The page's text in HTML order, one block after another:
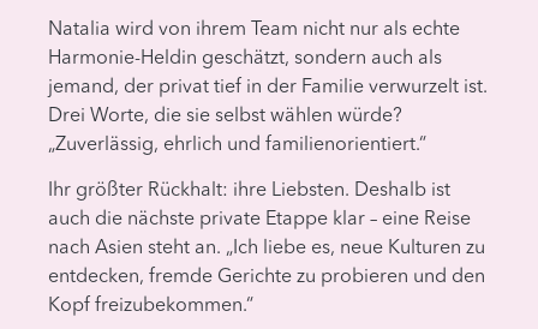
Natalia wird von ihrem Team nicht nur als echte
Harmonie-Heldin geschätzt, sondern auch als
jemand, der privat tief in der Familie verwurzelt ist.
Drei Worte, die sie selbst wählen würde?
„Zuverlässig, ehrlich und familienorientiert.“
Ihr größter Rückhalt: ihre Liebsten. Deshalb ist
auch die nächste private Etappe klar – eine Reise
nach Asien steht an. „Ich liebe es, neue Kulturen zu
entdecken, fremde Gerichte zu probieren und den
Kopf freizubekommen.“